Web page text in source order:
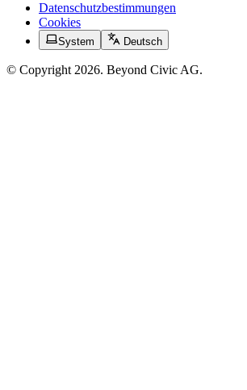
Datenschutzbestimmungen
Cookies
System Deutsch
© Copyright 2026. Beyond Civic AG.